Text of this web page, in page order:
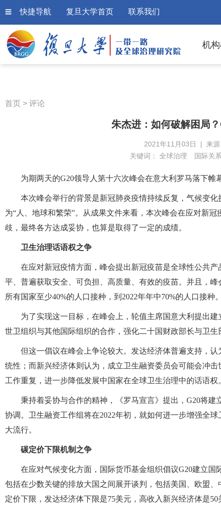
快捷导航 复旦大学首页 联系我们
机
首页 > 评论
朱杰进：如何破解困局
2021年11月03日 | 来
关键词： 全球治理 国际关
为期两天的G20领导人第十六次峰会在意大利罗马落下
本次峰会举行的背景是新冠肺炎疫情持续反复，气候变
为“人、地球和繁荣”。从成果文件来看，本次峰会在应对新
歧，最终各方达成妥协，也算是取得了一定的成绩。
卫生治理话语权之争
在应对新冠疫情方面，峰会提出新冠疫苗是全球性公共
平、普遍获取安全、可负担、高质量、有效的疫苗。并且，
所有国家至少40%的人口接种，到2022年年中70%的人口接种
为了实现这一目标，在峰会上，轮值主席国意大利提出
世卫组织与其他国际组织的合作，强化二十国财政部长与卫生
但这一倡议在峰会上争论较大。发达经济体普遍支持，
统性；而新兴经济体则认为，成立卫生融资委员会可能会冲
工作重复，进一步降低发展中国家在全球卫生治理中的话语权
秉持着妥协与合作的精神，《罗马宣言》提出，G20将
协调。卫生融资工作组将在2022年初，就如何进一步增强全
大流行。
碳定价下限机制之争
在应对气候变化方面，国际货币基金组织倡议G20建立
包括在少数关键的排放大国之间展开谈判，包括美国、欧盟
定价下限，发达经济体下限是75美元，高收入新兴经济体是